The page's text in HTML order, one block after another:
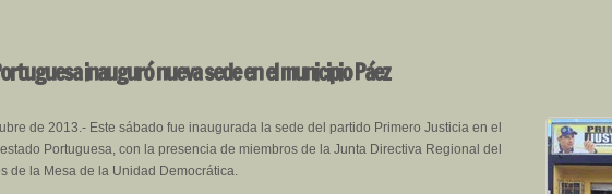
inauguró nueva sede en el municipio Páez
de 2013.- Este sábado fue inaugurada la sede del partido Primero Justicia en el
Portuguesa, con la presencia de miembros de la Junta Directiva Regional del
de la Mesa de la Unidad Democrática.